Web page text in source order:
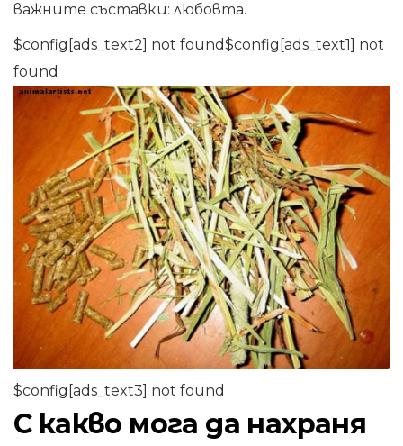
важните съставки: любовта.
$config[ads_text2] not found$config[ads_text1] not
found
$config[ads_text3] not found
С какво мога да нахраня